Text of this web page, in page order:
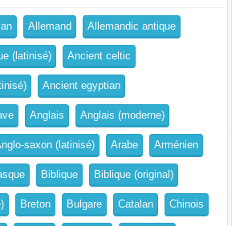
Allemand Allemandic antique
(latinisé) Ancient celtic
Ancient egyptian
Anglais Anglais (moderne)
saxon (latinisé) Arabe Arménien
Biblique Biblique (original)
Breton Bulgare Catalan Chinois